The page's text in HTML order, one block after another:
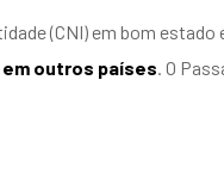
(CNI) em bom estado
em outros países. O